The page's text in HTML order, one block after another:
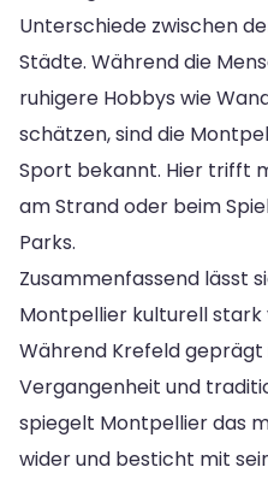
Unterschiede zwischen
Städte. Während die
ruhigere Hobbys wie
schätzen, sind die
Sport bekannt. Hier trifft
am Strand oder beim
Parks.
Zusammenfassend lässt
Montpellier kulturell
Während Krefeld
Vergangenheit und
spiegelt Montpellier das
wider und besticht mit